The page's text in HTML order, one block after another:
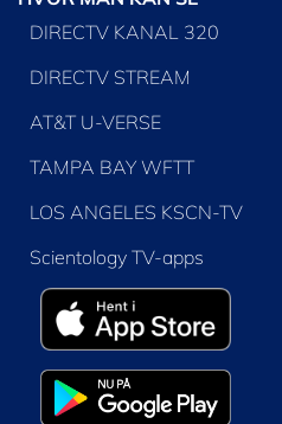
DIRECTV KANAL 320
DIRECTV STREAM
AT&T U-VERSE
TAMPA BAY WFTT
LOS ANGELES KSCN-TV
Scientology TV-apps